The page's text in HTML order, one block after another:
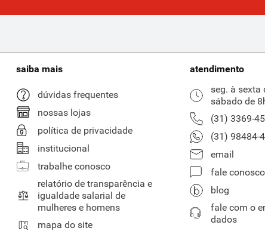
saiba mais
dúvidas frequentes
nossas lojas
política de privacidade
institucional
trabalhe conosco
relatório de transparência e
igualdade salarial de
mulheres e homens
mapa do site
atendimento
seg. à sexta
sábado de
(31) 3369-
(31) 98484-
email
fale conosco
blog
fale com o
dados